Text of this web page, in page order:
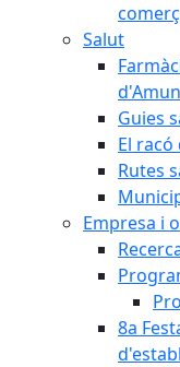
Salut
Guies
El
Rutes
Empresa i
8a